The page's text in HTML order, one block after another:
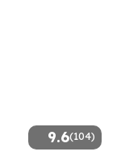
9.6(104)